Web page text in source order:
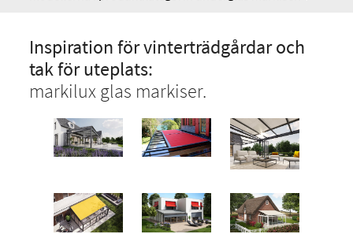
Inspiration för vinterträdgårdar och
tak för uteplats:
markilux glas markiser.